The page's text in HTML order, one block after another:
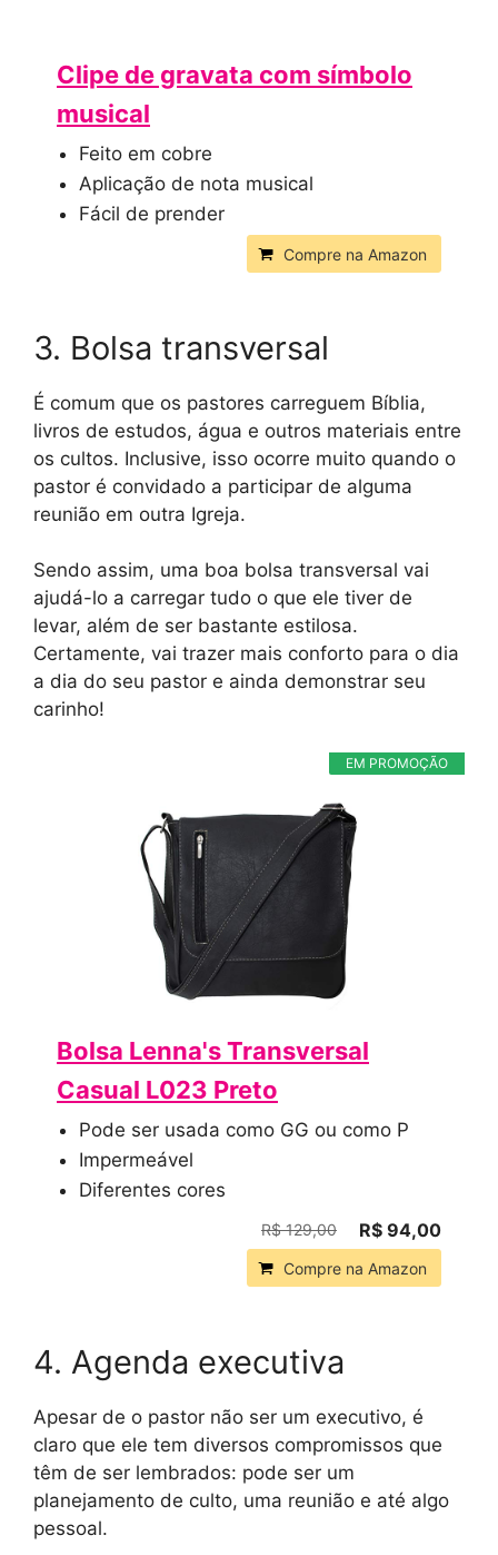
Clipe de gravata com símbolo
musical
Feito em cobre
Aplicação de nota musical
Fácil de prender
Compre na Amazon
3. Bolsa transversal
É comum que os pastores carreguem Bíblia,
livros de estudos, água e outros materiais entre
os cultos. Inclusive, isso ocorre muito quando o
pastor é convidado a participar de alguma
reunião em outra Igreja.
Sendo assim, uma boa bolsa transversal vai
ajudá-lo a carregar tudo o que ele tiver de
levar, além de ser bastante estilosa.
Certamente, vai trazer mais conforto para o dia
a dia do seu pastor e ainda demonstrar seu
carinho!
EM PROMOÇÃO
Bolsa Lenna's Transversal
Casual L023 Preto
Pode ser usada como GG ou como P
Impermeável
Diferentes cores
R$ 129,00 R$ 94,00
Compre na Amazon
4. Agenda executiva
Apesar de o pastor não ser um executivo, é
claro que ele tem diversos compromissos que
têm de ser lembrados: pode ser um
planejamento de culto, uma reunião e até algo
pessoal.